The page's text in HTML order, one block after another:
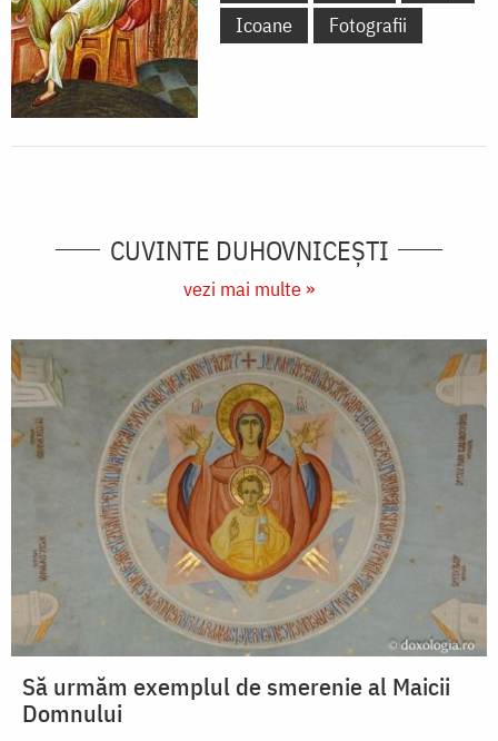
Icoane
Fotografii
CUVINTE DUHOVNICEȘTI
vezi mai multe »
Să urmăm exemplul de smerenie al Maicii
Domnului